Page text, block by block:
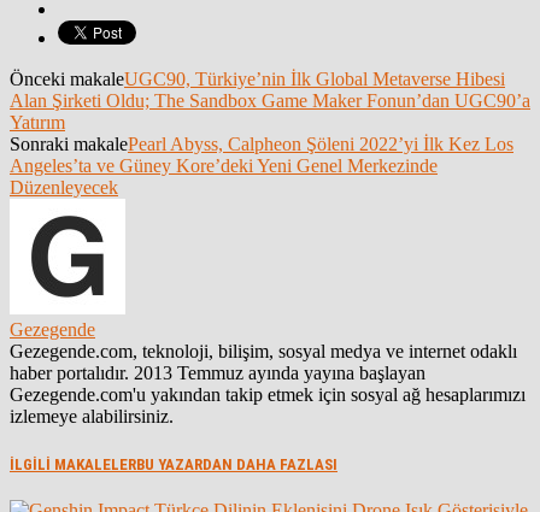
Önceki makaleUGC90, Türkiye’nin İlk Global Metaverse Hibesi
Alan Şirketi Oldu; The Sandbox Game Maker Fonun’dan UGC90’a
Yatırım
Sonraki makalePearl Abyss, Calpheon Şöleni 2022’yi İlk Kez Los
Angeles’ta ve Güney Kore’deki Yeni Genel Merkezinde
Düzenleyecek
Gezegende
Gezegende.com, teknoloji, bilişim, sosyal medya ve internet odaklı
haber portalıdır. 2013 Temmuz ayında yayına başlayan
Gezegende.com'u yakından takip etmek için sosyal ağ hesaplarımızı
izlemeye alabilirsiniz.
İLGİLİ MAKALELERBU YAZARDAN DAHA FAZLASI